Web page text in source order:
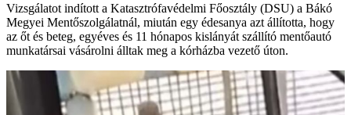
Vizsgálatot indított a Katasztrófavédelmi Főosztály (DSU) a Bákó
Megyei Mentőszolgálatnál, miután egy édesanya azt állította, hogy
az őt és beteg, egyéves és 11 hónapos kislányát szállító mentőautó
munkatársai vásárolni álltak meg a kórházba vezető úton.